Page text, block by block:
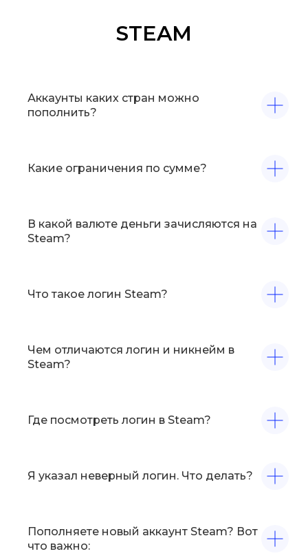
STEAM
Аккаунты каких стран можно
пополнить?
Какие ограничения по сумме?
В какой валюте деньги зачисляются на
Steam?
Что такое логин Steam?
Чем отличаются логин и никнейм в
Steam?
Где посмотреть логин в Steam?
Я указал неверный логин. Что делать?
Пополняете новый аккаунт Steam? Вот
что важно: